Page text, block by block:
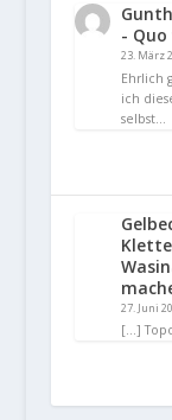
-
23. März
Ehrlich
ich
selbst…
27. Juni
[…]